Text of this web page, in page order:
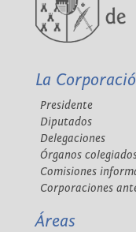
La
Presidente
Diputados
Delegaciones
Órganos
Comisiones
Corporaciones
Áreas